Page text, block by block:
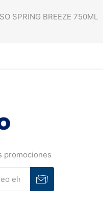
SPRING BREEZE 750ML
promociones